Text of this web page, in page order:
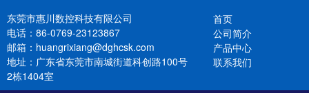
东莞市惠川数控科技有限公司
电话：86-0769-23123867
邮箱：huangrixiang@dghcsk.com
地址：广东省东莞市南城街道科创路100号
2栋1404室
首页
公司简介
产品中心
联系我们